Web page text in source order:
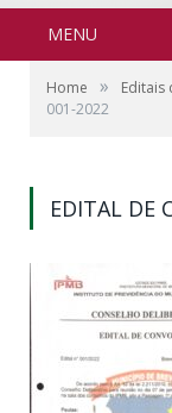
MENU
Home » Editais
001-2022
EDITAL DE